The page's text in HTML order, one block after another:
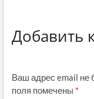
Добавить
Ваш адрес email не
поля помечены *